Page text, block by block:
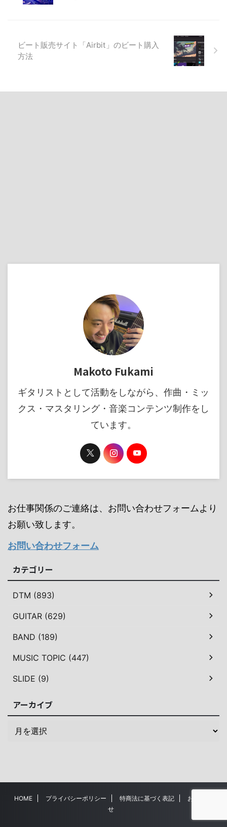
ビート販売サイト「Airbit」のビート購入
方法
Makoto Fukami
ギタリストとして活動をしながら、作曲・ミッ
クス・マスタリング・音楽コンテンツ制作をし
ています。
お仕事関係のご連絡は、お問い合わせフォームより
お願い致します。
お問い合わせフォーム
カテゴリー
DTM (893)
GUITAR (629)
BAND (189)
MUSIC TOPIC (447)
SLIDE (9)
アーカイブ
HOME プライバシーポリシー 特商法に基づく表記
お問い合わ
せ